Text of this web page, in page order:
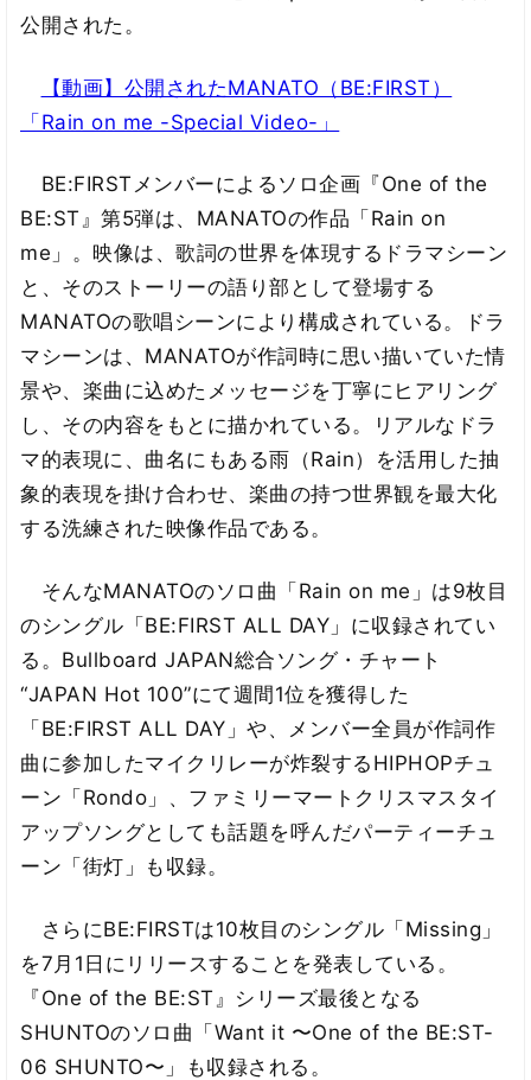
公開された。
【動画】公開されたMANATO（BE:FIRST）
「Rain on me -Special Video-」
BE:FIRSTメンバーによるソロ企画『One of the
BE:ST』第5弾は、MANATOの作品「Rain on
me」。映像は、歌詞の世界を体現するドラマシーン
と、そのストーリーの語り部として登場する
MANATOの歌唱シーンにより構成されている。ドラ
マシーンは、MANATOが作詞時に思い描いていた情
景や、楽曲に込めたメッセージを丁寧にヒアリング
し、その内容をもとに描かれている。リアルなドラ
マ的表現に、曲名にもある雨（Rain）を活用した抽
象的表現を掛け合わせ、楽曲の持つ世界観を最大化
する洗練された映像作品である。
そんなMANATOのソロ曲「Rain on me」は9枚目
のシングル「BE:FIRST ALL DAY」に収録されてい
る。Bullboard JAPAN総合ソング・チャート
“JAPAN Hot 100”にて週間1位を獲得した
「BE:FIRST ALL DAY」や、メンバー全員が作詞作
曲に参加したマイクリレーが炸裂するHIPHOPチュ
ーン「Rondo」、ファミリーマートクリスマスタイ
アップソングとしても話題を呼んだパーティーチュ
ーン「街灯」も収録。
さらにBE:FIRSTは10枚目のシングル「Missing」
を7月1日にリリースすることを発表している。
『One of the BE:ST』シリーズ最後となる
SHUNTOのソロ曲「Want it 〜One of the BE:ST-
06 SHUNTO〜」も収録される。